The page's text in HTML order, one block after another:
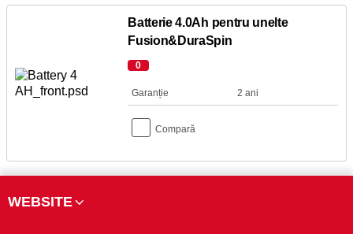
Batterie 4.0Ah pentru unelte
Fusion&DuraSpin
0
Garanție 2 ani
Compară
WEBSITE